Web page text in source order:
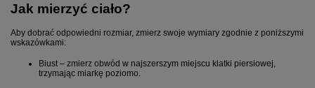
Jak mierzyć ciało?
Aby dobrać odpowiedni rozmiar, zmierz swoje wymiary zgodnie z poniższymi
wskazówkami:
Biust – zmierz obwód w najszerszym miejscu klatki piersiowej,
trzymając miarkę poziomo.